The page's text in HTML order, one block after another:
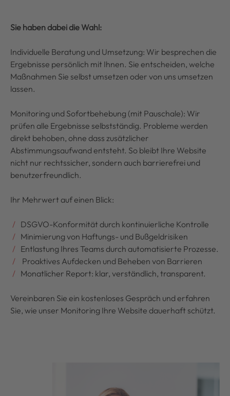
Sie haben dabei die Wahl:
Individuelle Beratung und Umsetzung: Wir besprechen die
Ergebnisse persönlich mit Ihnen. Sie entscheiden, welche
Maßnahmen Sie selbst umsetzen oder von uns umsetzen
lassen.
Monitoring und Sofortbehebung (mit Pauschale): Wir
prüfen alle Ergebnisse selbstständig. Probleme werden
direkt behoben, ohne dass zusätzlicher
Abstimmungsaufwand entsteht. So bleibt Ihre Website
nicht nur rechtssicher, sondern auch barrierefrei und
benutzerfreundlich.
Ihr Mehrwert auf einen Blick:
DSGVO-Konformität durch kontinuierliche Kontrolle
Minimierung von Haftungs- und Bußgeldrisiken
Entlastung Ihres Teams durch automatisierte Prozesse.
Proaktives Aufdecken und Beheben von Barrieren
Monatlicher Report: klar, verständlich, transparent.
Vereinbaren Sie ein kostenloses Gespräch und erfahren
Sie, wie unser Monitoring Ihre Website dauerhaft schützt.